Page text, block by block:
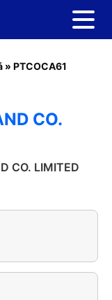
» PTCOCA61
CO.
CO. LIMITED